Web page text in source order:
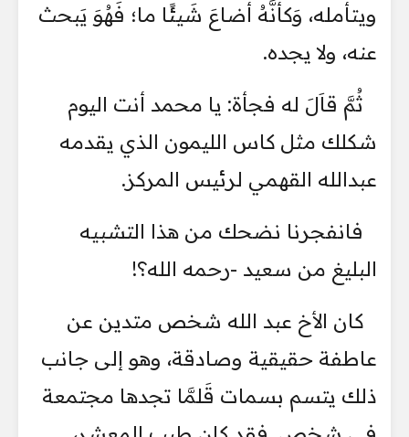
ويتأمله، وَكأنَّهُ أضاعَ شَيئًا ما؛ فَهُوَ يَبحث
عنه، ولا يجده.
ثُمَّ قاَلَ له فجأة: يا محمد أنت اليوم
شكلك مثل كاس الليمون الذي يقدمه
عبدالله القهمي لرئيس المركز.
فانفجرنا نضحك من هذا التشبيه
البليغ من سعيد -رحمه الله؟!
كان الأخ عبد الله شخص متدين عن
عاطفة حقيقية وصادقة، وهو إلى جانب
ذلك يتسم بسمات قَلمَّا تجدها مجتمعة